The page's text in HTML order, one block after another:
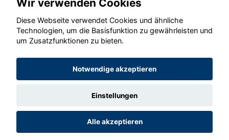
© konjunkturmotor.de GmbH 2020 - 2026
Wir verwenden Cookies
Diese Webseite verwendet Cookies und ähnliche
Technologien, um die Basisfunktion zu gewährleisten und
um Zusatzfunktionen zu bieten.
Notwendige akzeptieren
Einstellungen
Alle akzeptieren